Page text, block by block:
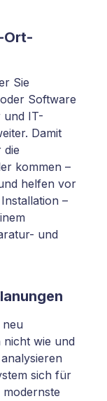
Ort-
Sie
Software
und IT-
Damit
die
kommen –
helfen vor
–
und
wie und
sich für